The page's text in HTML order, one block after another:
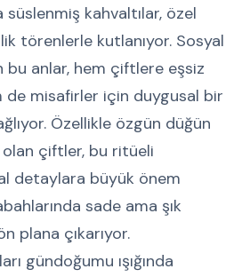
kahvaltılar, özel
törenlerle kutlanıyor. Sosyal
bu anlar, hem çiftlere eşsiz
de misafirler için duygusal bir
Özellikle özgün düğün
olan çiftler, bu ritüeli
detaylara büyük önem
sade ama şık
plana çıkarıyor.
gündoğumu ışığında